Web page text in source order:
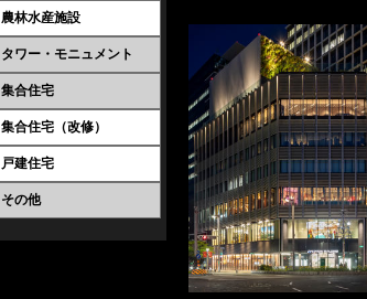
農林水産施設
タワー・モニュメント
集合住宅
集合住宅（改修）
戸建住宅
その他